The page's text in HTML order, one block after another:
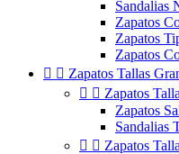
Sandalias
Zapatos
Zapatos
Zapatos
  Zapatos Tallas
  Zapatos
Zapatos
Sandalias
  Zapatos